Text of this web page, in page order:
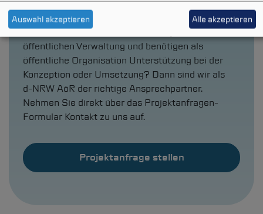
Verwaltung in NRW?
Sie haben eine Idee für ein IT-Projekt in der
öffentlichen Verwaltung und benötigen als
öffentliche Organisation Unterstützung bei der
Konzeption oder Umsetzung? Dann sind wir als
d-NRWAöR der richtige Ansprechpartner.
Nehmen Sie direkt über das Projektanfragen-
Formular Kontakt zu uns auf.
Projektanfrage stellen
Auswahl akzeptieren Alle akzeptieren